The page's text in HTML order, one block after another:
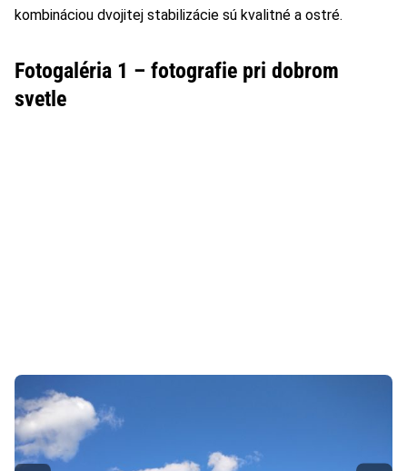
kombináciou dvojitej stabilizácie sú kvalitné a ostré.
Fotogaléria 1 – fotografie pri dobrom
svetle